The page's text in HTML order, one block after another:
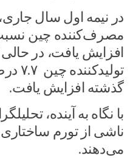
در نیمه اول سال
افزایش یافت، در
گذشته افزایش یافت.
با نگاه به آینده،
ناشی از تورم
می‌دهند.